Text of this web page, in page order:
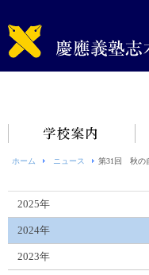
ホーム ニュース 第31回 秋の
2025年
2024年
2023年